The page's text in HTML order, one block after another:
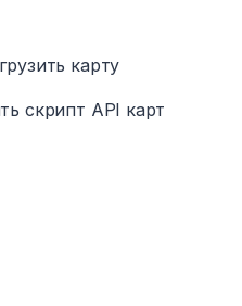
карту
скрипт API карт